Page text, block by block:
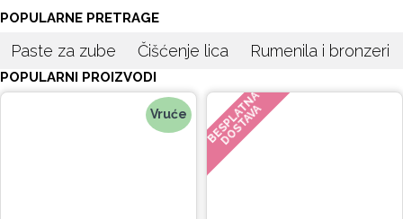
POPULARNE PRETRAGE
Paste za zube Čišćenje lica Rumenila i bronzeri
POPULARNI PROIZVODI
Vruće BESPLATNA
DOSTAVA